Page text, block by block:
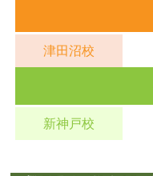
津田沼校
新神戸校